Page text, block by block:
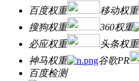
百度权重
移动权重
搜狗权重
360权重
必应权重
头条权重
神马权重
谷歌PR
百度检测